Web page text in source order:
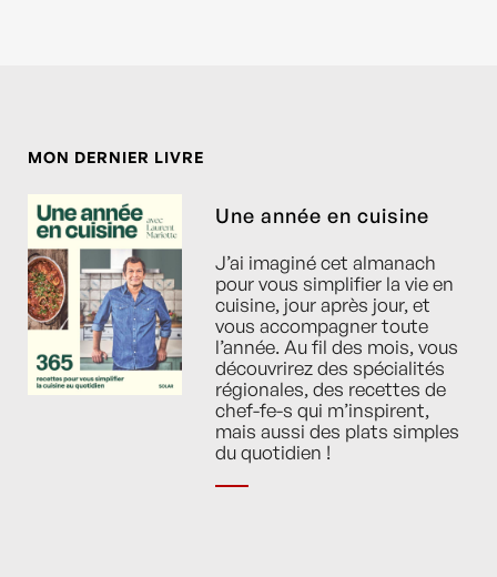
MON DERNIER LIVRE
Une année en cuisine
J’ai imaginé cet almanach
pour vous simplifier la vie en
cuisine, jour après jour, et
vous accompagner toute
l’année. Au fil des mois, vous
découvrirez des spécialités
régionales, des recettes de
chef-fe-s qui m’inspirent,
mais aussi des plats simples
du quotidien !